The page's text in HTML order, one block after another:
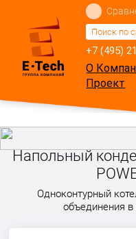
+7 (495)
О
Проект
Напольный
Одноконтурный
объединения